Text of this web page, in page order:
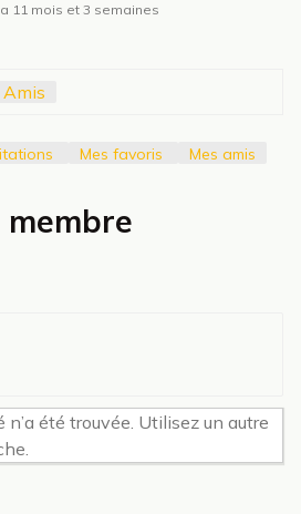
11 mois et 3 semaines
Amis
Mes favoris Mes amis
été trouvée. Utilisez un autre